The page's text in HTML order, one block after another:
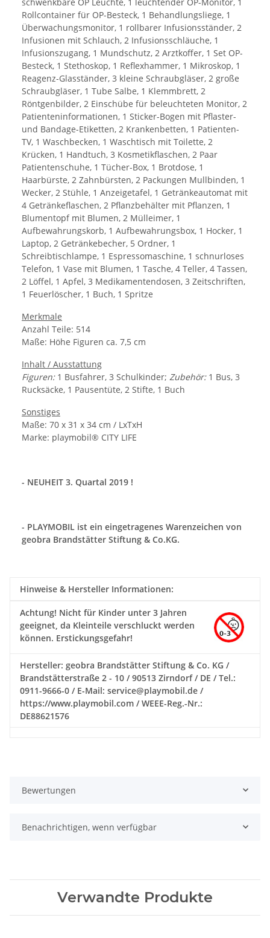
Rollcontainer für OP-Besteck, 1 Behandlungsliege, 1
Überwachungsmonitor, 1 rollbarer Infusionsständer, 2
Infusionen mit Schlauch, 2 Infusionsschläuche, 1
Infusionszugang, 1 Mundschutz, 2 Arztkoffer, 1 Set OP-
Besteck, 1 Stethoskop, 1 Reflexhammer, 1 Mikroskop, 1
Reagenz-Glasständer, 3 kleine Schraubgläser, 2 große
Schraubgläser, 1 Tube Salbe, 1 Klemmbrett, 2
Röntgenbilder, 2 Einschübe für beleuchteten Monitor, 2
Patienteninformationen, 1 Sticker-Bogen mit Pflaster-
und Bandage-Etiketten, 2 Krankenbetten, 1 Patienten-
TV, 1 Waschbecken, 1 Waschtisch mit Toilette, 2
Krücken, 1 Handtuch, 3 Kosmetikflaschen, 2 Paar
Patientenschuhe, 1 Tücher-Box, 1 Brotdose, 1
Haarbürste, 2 Zahnbürsten, 2 Packungen Mullbinden, 1
Wecker, 2 Stühle, 1 Anzeigetafel, 1 Getränkeautomat mit
4 Getränkeflaschen, 2 Pflanzbehälter mit Pflanzen, 1
Blumentopf mit Blumen, 2 Mülleimer, 1
Aufbewahrungskorb, 1 Aufbewahrungsbox, 1 Hocker, 1
Laptop, 2 Getränkebecher, 5 Ordner, 1
Schreibtischlampe, 1 Espressomaschine, 1 schnurloses
Telefon, 1 Vase mit Blumen, 1 Tasche, 4 Teller, 4 Tassen,
2 Löffel, 1 Apfel, 3 Medikamentendosen, 3 Zeitschriften,
1 Feuerlöscher, 1 Buch, 1 Spritze
Merkmale
Anzahl Teile: 514
Maße: Höhe Figuren ca. 7,5 cm
Inhalt / Ausstattung
Figuren:1 Busfahrer, 3 Schulkinder; Zubehör:1 Bus, 3
Rucksäcke, 1 Pausentüte, 2 Stifte, 1 Buch
Sonstiges
Maße: 70 x 31 x 34 cm / LxTxH
Marke: playmobil® CITY LIFE
- NEUHEIT 3. Quartal 2019 !
- PLAYMOBIL ist ein eingetragenes Warenzeichen von
geobra Brandstätter Stiftung & Co.KG.
Hinweise & Hersteller Informationen:
Achtung! Nicht für Kinder unter 3 Jahren
geeignet, da Kleinteile verschluckt werden
können. Erstickungsgefahr!
Hersteller: geobra Brandstätter Stiftung & Co. KG /
Brandstätterstraße 2 - 10 / 90513 Zirndorf / DE / Tel.:
0911-9666-0 / E-Mail: service@playmobil.de /
https://www.playmobil.com / WEEE-Reg.-Nr.:
DE88621576
Bewertungen
Benachrichtigen, wenn verfügbar
Verwandte Produkte